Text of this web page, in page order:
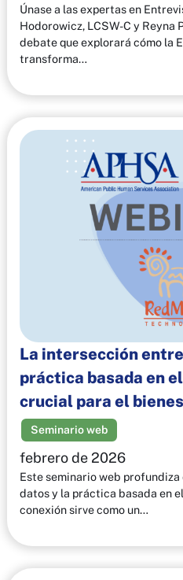
Únase a las expertas en
Hodorowicz, LCSW-C y Reyna
debate que explorará cómo la
transforma…
La intersección
práctica basada en
crucial para el
Seminario web
febrero de 2026
Este seminario web
datos y la práctica basada en
conexión sirve como un…